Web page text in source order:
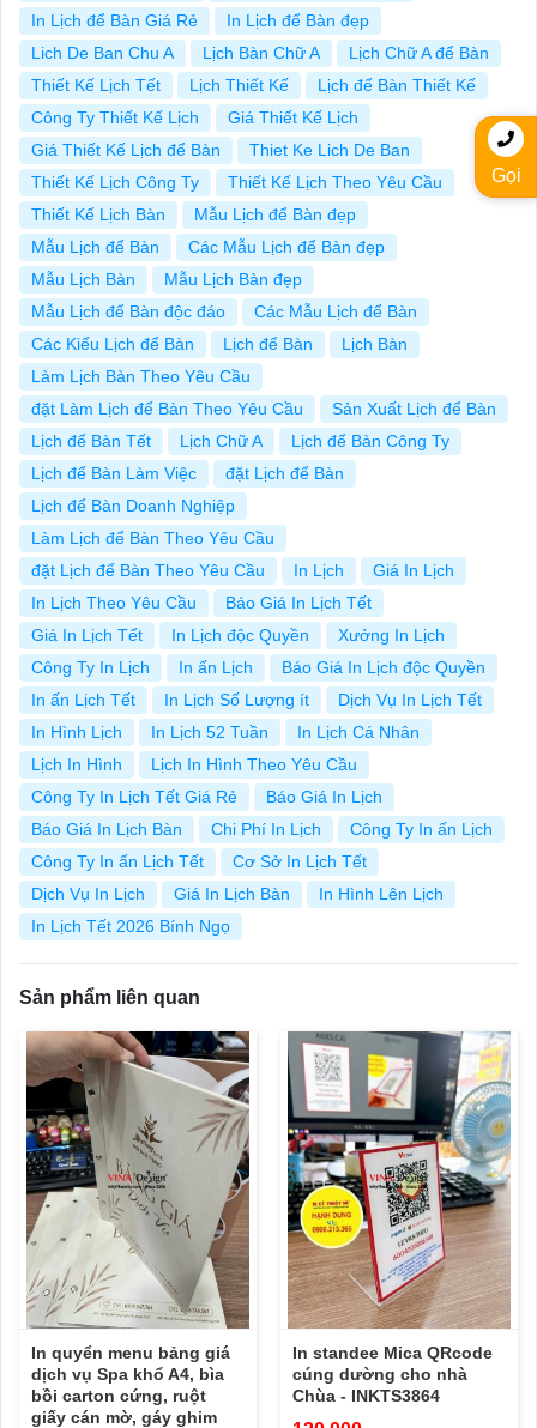
In Lịch để Bàn Giá Rẻ
In Lịch để Bàn đẹp
Lich De Ban Chu A
Lịch Bàn Chữ A
Lịch Chữ A để Bàn
Thiết Kế Lịch Tết
Lịch Thiết Kế
Lịch để Bàn Thiết Kế
Công Ty Thiết Kế Lịch
Giá Thiết Kế Lịch
Giá Thiết Kế Lịch để Bàn
Thiet Ke Lich De Ban
Thiết Kế Lịch Công Ty
Thiết Kế Lịch Theo Yêu Cầu
Thiết Kế Lịch Bàn
Mẫu Lịch để Bàn đẹp
Mẫu Lịch để Bàn
Các Mẫu Lịch để Bàn đẹp
Mẫu Lịch Bàn
Mẫu Lịch Bàn đẹp
Mẫu Lịch để Bàn độc đáo
Các Mẫu Lịch để Bàn
Các Kiểu Lịch để Bàn
Lịch để Bàn
Lịch Bàn
Làm Lịch Bàn Theo Yêu Cầu
đặt Làm Lịch để Bàn Theo Yêu Cầu
Sản Xuất Lịch để Bàn
Lịch để Bàn Tết
Lịch Chữ A
Lịch để Bàn Công Ty
Lịch để Bàn Làm Việc
đặt Lịch để Bàn
Lịch để Bàn Doanh Nghiệp
Làm Lịch để Bàn Theo Yêu Cầu
đặt Lịch để Bàn Theo Yêu Cầu
In Lịch
Giá In Lịch
In Lịch Theo Yêu Cầu
Báo Giá In Lịch Tết
Giá In Lịch Tết
In Lịch độc Quyền
Xưởng In Lịch
Công Ty In Lịch
In ấn Lịch
Báo Giá In Lịch độc Quyền
In ấn Lịch Tết
In Lịch Số Lượng ít
Dịch Vụ In Lịch Tết
In Hình Lịch
In Lịch 52 Tuần
In Lịch Cá Nhân
Lịch In Hình
Lịch In Hình Theo Yêu Cầu
Công Ty In Lịch Tết Giá Rẻ
Báo Giá In Lịch
Báo Giá In Lịch Bàn
Chi Phí In Lịch
Công Ty In ấn Lịch
Công Ty In ấn Lịch Tết
Cơ Sở In Lịch Tết
Dịch Vụ In Lịch
Giá In Lịch Bàn
In Hình Lên Lịch
In Lịch Tết 2026 Bính Ngọ
Sản phẩm liên quan
In quyển menu bảng giá
dịch vụ Spa khổ A4, bìa
bồi carton cứng, ruột
giấy cán mờ, gáy ghim
In standee Mica QRcode
cúng dường cho nhà
Chùa - INKTS3864
Gọi